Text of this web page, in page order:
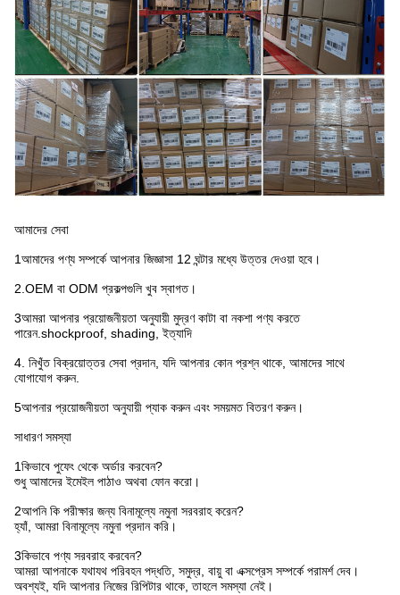
আমাদের সেবা
1আমাদের পণ্য সম্পর্কে আপনার জিজ্ঞাসা 12 ঘন্টার মধ্যে উত্তর দেওয়া হবে।
2.OEM বা ODM প্রকল্পগুলি খুব স্বাগত।
3আমরা আপনার প্রয়োজনীয়তা অনুযায়ী মুদ্রণ কাটা বা নকশা পণ্য করতে
পারেন.shockproof, shading, ইত্যাদি
4. নিখুঁত বিক্রয়োত্তর সেবা প্রদান, যদি আপনার কোন প্রশ্ন থাকে, আমাদের সাথে
যোগাযোগ করুন.
5আপনার প্রয়োজনীয়তা অনুযায়ী প্যাক করুন এবং সময়মত বিতরণ করুন।
সাধারণ সমস্যা
1কিভাবে পুফেং থেকে অর্ডার করবেন?
শুধু আমাদের ইমেইল পাঠাও অথবা ফোন করো।
2আপনি কি পরীক্ষার জন্য বিনামূল্যে নমুনা সরবরাহ করেন?
হ্যাঁ, আমরা বিনামূল্যে নমুনা প্রদান করি।
3কিভাবে পণ্য সরবরাহ করবেন?
আমরা আপনাকে যথাযথ পরিবহন পদ্ধতি, সমুদ্র, বায়ু বা এক্সপ্রেস সম্পর্কে পরামর্শ দেব।
অবশ্যই, যদি আপনার নিজের রিপিটার থাকে, তাহলে সমস্যা নেই।